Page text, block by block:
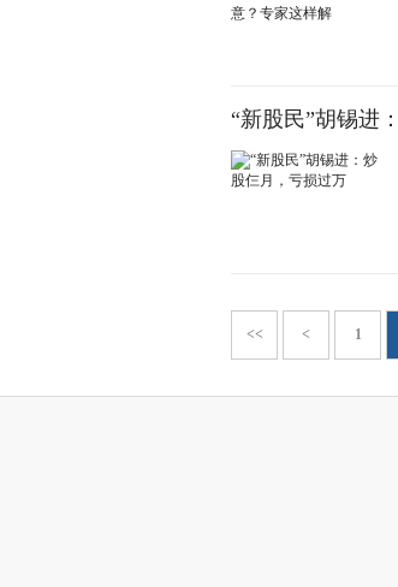
“新股民”胡锡进
<< < 1